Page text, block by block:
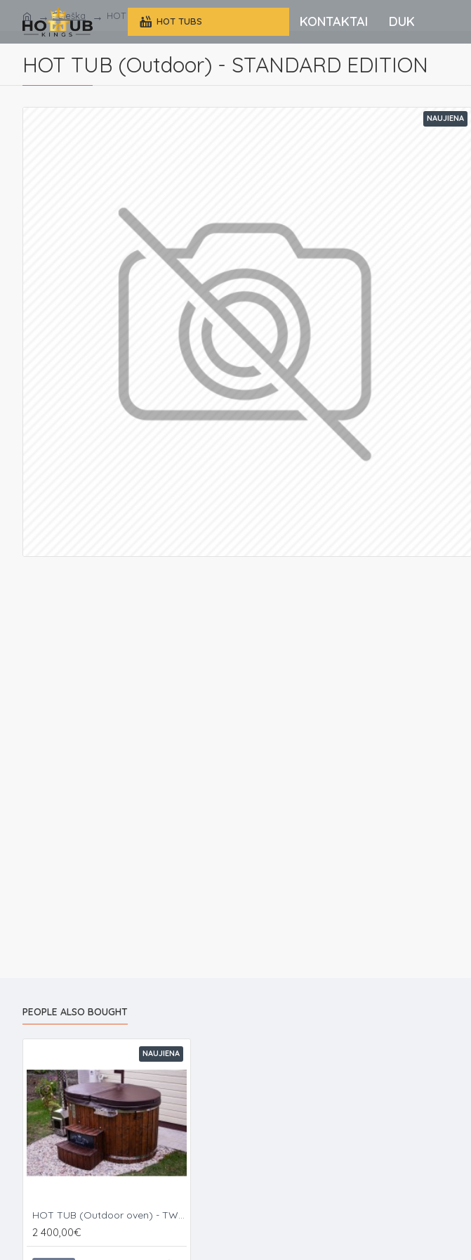
HOT TUBS KONTAKTAI DUK
Paieška HOT TUB (Outdoor) - STANDARD EDITION
HOT TUB (Outdoor) - STANDARD EDITION
NAUJIENA
PEOPLE ALSO BOUGHT
NAUJIENA
HOT TUB (Outdoor oven) - TWO PERSON
2 400,00€